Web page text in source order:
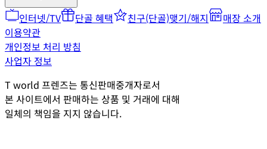
인터넷/TV 단골 혜택 친구(단골)맺기/해지
매장 소개
이용약관
개인정보 처리 방침
사업자 정보
T world 프렌즈는 통신판매중개자로서
본 사이트에서 판매하는 상품 및 거래에 대해
일체의 책임을 지지 않습니다.